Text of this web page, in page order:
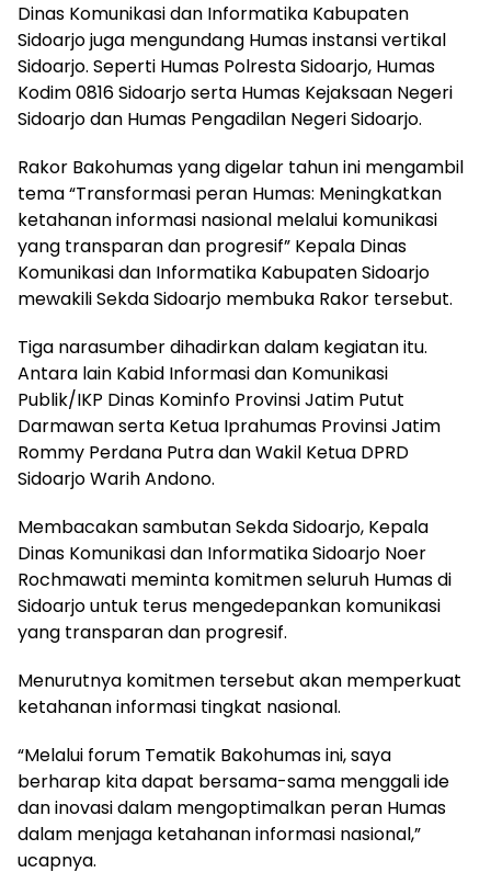
Dinas Komunikasi dan Informatika Kabupaten
Sidoarjo juga mengundang Humas instansi vertikal
Sidoarjo. Seperti Humas Polresta Sidoarjo, Humas
Kodim 0816 Sidoarjo serta Humas Kejaksaan Negeri
Sidoarjo dan Humas Pengadilan Negeri Sidoarjo.
Rakor Bakohumas yang digelar tahun ini mengambil
tema “Transformasi peran Humas: Meningkatkan
ketahanan informasi nasional melalui komunikasi
yang transparan dan progresif” Kepala Dinas
Komunikasi dan Informatika Kabupaten Sidoarjo
mewakili Sekda Sidoarjo membuka Rakor tersebut.
Tiga narasumber dihadirkan dalam kegiatan itu.
Antara lain Kabid Informasi dan Komunikasi
Publik/IKP Dinas Kominfo Provinsi Jatim Putut
Darmawan serta Ketua Iprahumas Provinsi Jatim
Rommy Perdana Putra dan Wakil Ketua DPRD
Sidoarjo Warih Andono.
Membacakan sambutan Sekda Sidoarjo, Kepala
Dinas Komunikasi dan Informatika Sidoarjo Noer
Rochmawati meminta komitmen seluruh Humas di
Sidoarjo untuk terus mengedepankan komunikasi
yang transparan dan progresif.
Menurutnya komitmen tersebut akan memperkuat
ketahanan informasi tingkat nasional.
“Melalui forum Tematik Bakohumas ini, saya
berharap kita dapat bersama-sama menggali ide
dan inovasi dalam mengoptimalkan peran Humas
dalam menjaga ketahanan informasi nasional,”
ucapnya.